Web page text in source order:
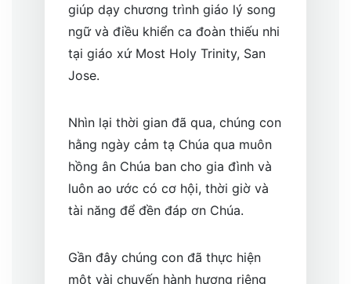
giúp dạy chương trình giáo lý song
ngữ và điều khiển ca đoàn thiếu nhi
tại giáo xứ Most Holy Trinity, San
Jose.
Nhìn lại thời gian đã qua, chúng con
hằng ngày cảm tạ Chúa qua muôn
hồng ân Chúa ban cho gia đình và
luôn ao ước có cơ hội, thời giờ và
tài năng để đền đáp ơn Chúa.
Gần đây chúng con đã thực hiện
một vài chuyến hành hương riêng